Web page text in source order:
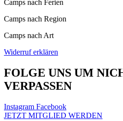
Camps nach Ferien
Camps nach Region
Camps nach Art
Widerruf erklären
FOLGE UNS UM
VERPASSEN
Instagram Facebook
JETZT MITGLIED WERDEN